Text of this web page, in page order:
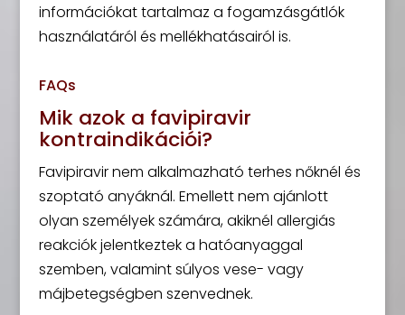
információkat tartalmaz a fogamzásgátlók
használatáról és mellékhatásairól is.
FAQs
Mik azok a favipiravir
kontraindikációi?
Favipiravir nem alkalmazható terhes nőknél és
szoptató anyáknál. Emellett nem ajánlott
olyan személyek számára, akiknél allergiás
reakciók jelentkeztek a hatóanyaggal
szemben, valamint súlyos vese- vagy
májbetegségben szenvednek.